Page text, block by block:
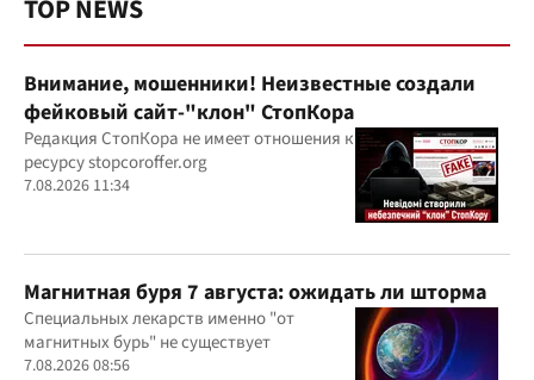
TOP NEWS
Внимание, мошенники! Неизвестные создали
фейковый сайт-"клон" СтопКора
Редакция СтопКора не имеет отношения к
ресурсу stopcoroffer.org
7.08.2026 11:34
Магнитная буря 7 августа: ожидать ли шторма
Специальных лекарств именно "от
магнитных бурь" не существует
7.08.2026 08:56